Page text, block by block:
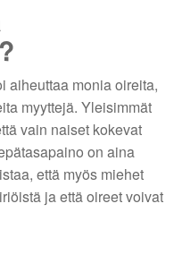
aiheuttaa monia oireita,
myyttejä. Yleisimmät
vain naiset kokevat
on aina
että myös miehet
ja että oireet voivat